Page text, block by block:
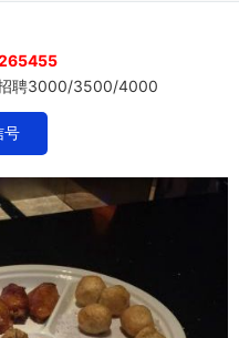
聘3000/3500/4000
号